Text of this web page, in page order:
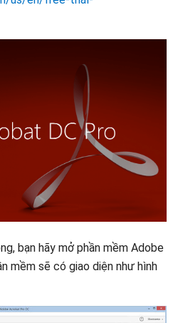
bạn hãy mở phần mềm Adobe
mềm sẽ có giao diện như hình